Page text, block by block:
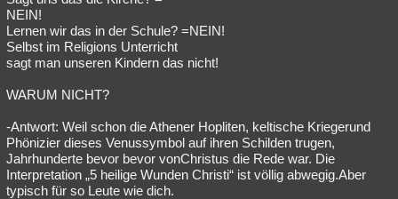
NEIN!
Lernen wir das in der Schule? =NEIN!
Selbst im Religions Unterricht
sagt man unseren Kindern das nicht!
WARUM NICHT?
-Antwort: Weil schon die Athener Hopliten, keltische Kriegerund
Phönizier dieses Venussymbol auf ihren Schilden trugen,
Jahrhunderte bevor bevor vonChristus die Rede war. Die
Interpretation „5 heilige Wunden Christi“ ist völlig abwegig.Aber
typisch für so Leute wie dich.